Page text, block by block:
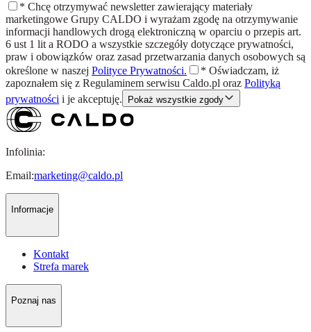
* Chcę otrzymywać newsletter zawierający materiały
marketingowe Grupy CALDO i wyrażam zgodę na otrzymywanie
informacji handlowych drogą elektroniczną w oparciu o przepis art.
6 ust 1 lit a RODO a wszystkie szczegóły dotyczące prywatności,
praw i obowiązków oraz zasad przetwarzania danych osobowych są
określone w naszej Polityce Prywatności. * Oświadczam, iż
zapoznałem się z Regulaminem serwisu Caldo.pl oraz Polityką
prywatności i je akceptuję. Pokaż wszystkie zgody
Infolinia:
Email:marketing@caldo.pl
Informacje
Kontakt
Strefa marek
Poznaj nas